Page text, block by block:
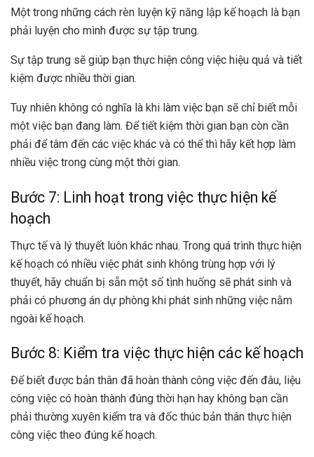
Một trong những cách rèn luyện kỹ năng lập kế hoạch là bạn
phải luyện cho mình được sự tập trung.
Sự tập trung sẽ giúp bạn thực hiện công việc hiệu quả và tiết
kiệm được nhiều thời gian.
Tuy nhiên không có nghĩa là khi làm việc bạn sẽ chỉ biết mỗi
một việc bạn đang làm. Để tiết kiệm thời gian bạn còn cần
phải để tâm đến các việc khác và có thể thì hãy kết hợp làm
nhiều việc trong cùng một thời gian.
Bước 7: Linh hoạt trong việc thực hiện kế
hoạch
Thực tế và lý thuyết luôn khác nhau. Trong quá trình thực hiện
kế hoạch có nhiều việc phát sinh không trùng hợp với lý
thuyết, hãy chuẩn bị sẵn một số tình huống sẽ phát sinh và
phải có phương án dự phòng khi phát sinh những việc nằm
ngoài kế hoạch.
Bước 8: Kiểm tra việc thực hiện các kế hoạch
Để biết được bản thân đã hoàn thành công việc đến đâu, liệu
công việc có hoàn thành đúng thời hạn hay không bạn cần
phải thường xuyên kiểm tra và đốc thúc bản thân thực hiện
công việc theo đúng kế hoạch.